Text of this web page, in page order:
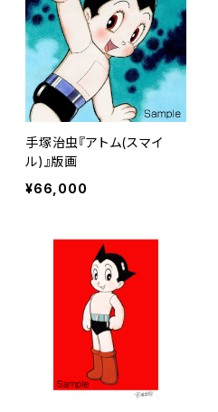
手塚治虫『アトム(スマイ
ル)』版画
¥66,000